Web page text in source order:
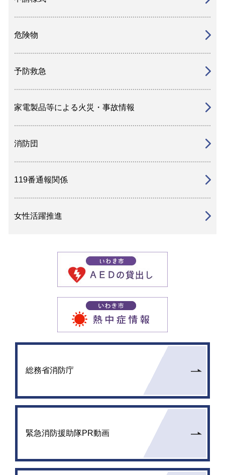
危険物
予防救急
家電製品等による火災・事故情報
消防団
119番通報関係
女性活躍推進
総務省消防庁
緊急消防援助隊PR動画